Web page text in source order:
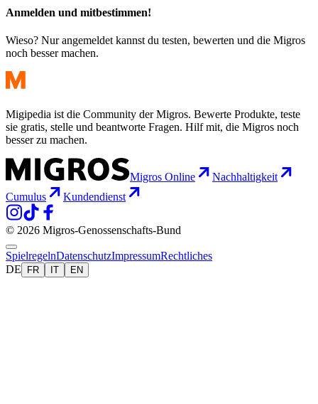
Anmelden und mitbestimmen!
Wieso? Nur angemeldet kannst du testen, bewerten und die Migros
noch besser machen.
Migipedia ist die Community der Migros. Bewerte Produkte, teste
sie gratis, stelle und beantworte Fragen. Hilf mit, die Migros noch
besser zu machen.
Migros Online
Nachhaltigkeit
Cumulus
Kundendienst
© 2026 Migros-Genossenschafts-Bund
SpielregelnDatenschutzImpressumRechtliches
DE
FR IT EN